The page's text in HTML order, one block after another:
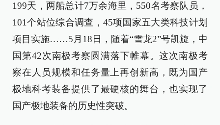
199天，两船总计7万余海里，550名考察队员，
101个站位综合调查，45项国家五大类科技计划
项目实施……5月18日，随着“雪龙2”号凯旋，中
国第42次南极考察圆满落下帷幕。这次南极考
察在人员规模和任务量上再创新高，既为国产
极地科考装备提供了最硬核的舞台，也实现了
国产极地装备的历史性突破。